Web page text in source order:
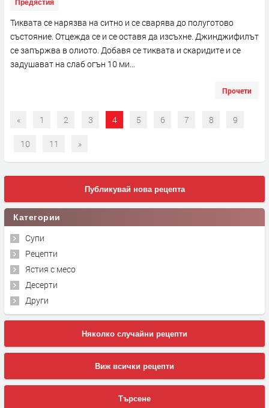
Предястия
Тиквата се нарязва на ситно и се сварява до полуготово
състояние. Отцежда се и се оставя да изсъхне. Джинджифилът
се запържва в олиото. Добавя се тиквата и скаридите и се
задушават на слаб огън 10 ми...
Прочети
« 1 2 3 4 5 6 7 8 9
10 11 »
Публикувай нова рецепта
Категории
Супи
Рецепти
Ястия с месо
Десерти
Други
Няколко случайни рецепти
Виж всички рецепти
Търсене